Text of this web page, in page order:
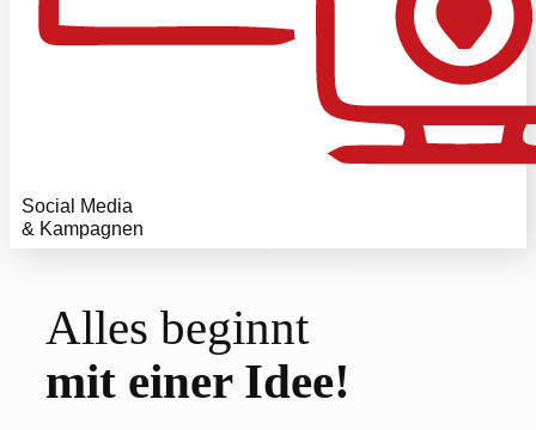
Social Media
& Kampagnen
Alles beginnt
mit einer Idee!